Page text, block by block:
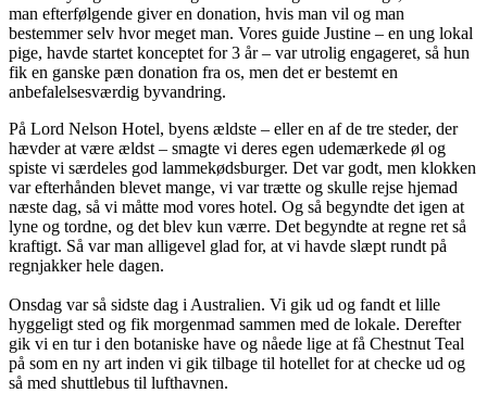
man efterfølgende giver en donation, hvis man vil og man
bestemmer selv hvor meget man. Vores guide Justine – en ung lokal
pige, havde startet konceptet for 3 år – var utrolig engageret, så hun
fik en ganske pæn donation fra os, men det er bestemt en
anbefalelsesværdig byvandring.
På Lord Nelson Hotel, byens ældste – eller en af de tre steder, der
hævder at være ældst – smagte vi deres egen udemærkede øl og
spiste vi særdeles god lammekødsburger. Det var godt, men klokken
var efterhånden blevet mange, vi var trætte og skulle rejse hjemad
næste dag, så vi måtte mod vores hotel. Og så begyndte det igen at
lyne og tordne, og det blev kun værre. Det begyndte at regne ret så
kraftigt. Så var man alligevel glad for, at vi havde slæpt rundt på
regnjakker hele dagen.
Onsdag var så sidste dag i Australien. Vi gik ud og fandt et lille
hyggeligt sted og fik morgenmad sammen med de lokale. Derefter
gik vi en tur i den botaniske have og nåede lige at få Chestnut Teal
på som en ny art inden vi gik tilbage til hotellet for at checke ud og
så med shuttlebus til lufthavnen.